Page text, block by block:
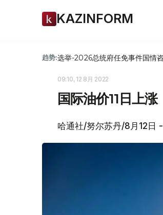
KAZINFORM
趋势:选举-2026总统府任免事件国情
09:10, 12 8月 2022
国际油价11日上涨
哈通社/努尔苏丹/8月12日